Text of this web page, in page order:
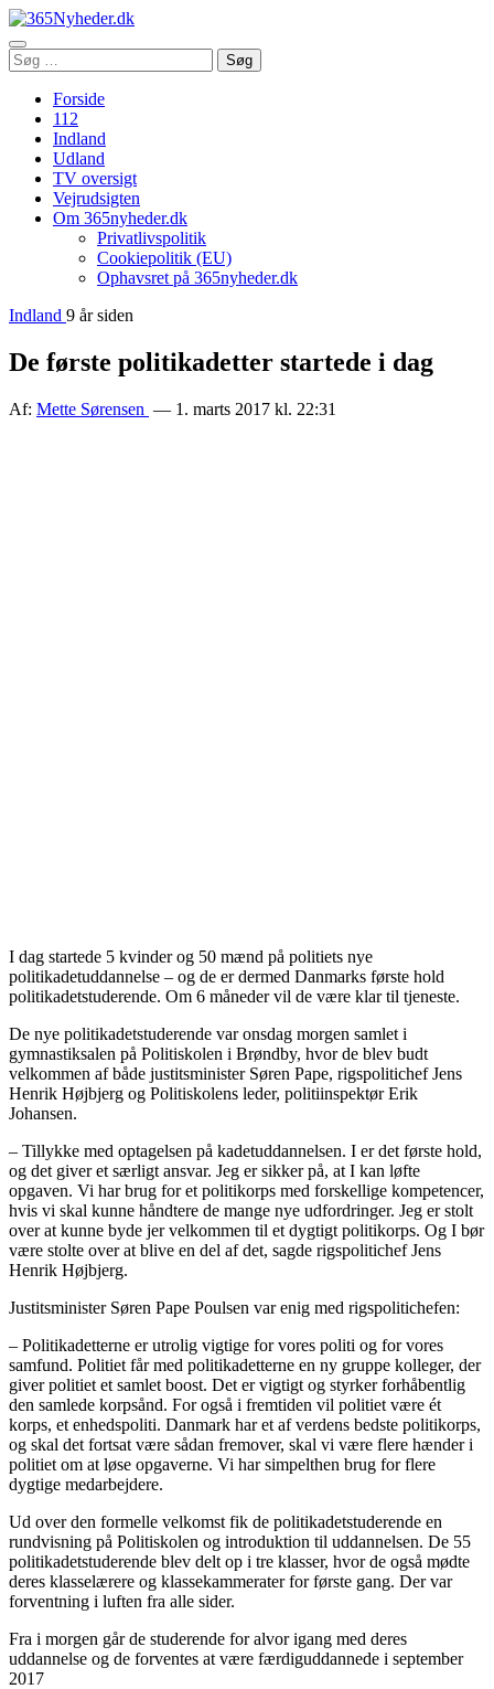
Åbn
menu
Søg
efter:
Søg
Forside
112
Indland
Udland
TV oversigt
Vejrudsigten
Om 365nyheder.dk
Privatlivspolitik
Cookiepolitik (EU)
Ophavsret på 365nyheder.dk
Indland 9 år siden
De første politikadetter startede i dag
Af: Mette Sørensen — 1. marts 2017 kl. 22:31
I dag startede 5 kvinder og 50 mænd på politiets nye
politikadetuddannelse – og de er dermed Danmarks første hold
politikadetstuderende. Om 6 måneder vil de være klar til tjeneste.
De nye politikadetstuderende var onsdag morgen samlet i
gymnastiksalen på Politiskolen i Brøndby, hvor de blev budt
velkommen af både justitsminister Søren Pape, rigspolitichef Jens
Henrik Højbjerg og Politiskolens leder, politiinspektør Erik
Johansen.
– Tillykke med optagelsen på kadetuddannelsen. I er det første hold,
og det giver et særligt ansvar. Jeg er sikker på, at I kan løfte
opgaven. Vi har brug for et politikorps med forskellige kompetencer,
hvis vi skal kunne håndtere de mange nye udfordringer. Jeg er stolt
over at kunne byde jer velkommen til et dygtigt politikorps. Og I bør
være stolte over at blive en del af det, sagde rigspolitichef Jens
Henrik Højbjerg.
Justitsminister Søren Pape Poulsen var enig med rigspolitichefen:
– Politikadetterne er utrolig vigtige for vores politi og for vores
samfund. Politiet får med politikadetterne en ny gruppe kolleger, der
giver politiet et samlet boost. Det er vigtigt og styrker forhåbentlig
den samlede korpsånd. For også i fremtiden vil politiet være ét
korps, et enhedspoliti. Danmark har et af verdens bedste politikorps,
og skal det fortsat være sådan fremover, skal vi være flere hænder i
politiet om at løse opgaverne. Vi har simpelthen brug for flere
dygtige medarbejdere.
Ud over den formelle velkomst fik de politikadetstuderende en
rundvisning på Politiskolen og introduktion til uddannelsen. De 55
politikadetstuderende blev delt op i tre klasser, hvor de også mødte
deres klasselærere og klassekammerater for første gang. Der var
forventning i luften fra alle sider.
Fra i morgen går de studerende for alvor igang med deres
uddannelse og de forventes at være færdiguddannede i september
2017